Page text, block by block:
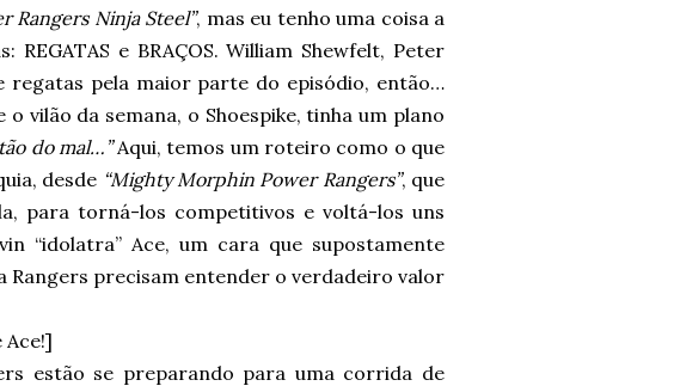
Rangers Ninja Steel”, mas eu tenho uma coisa a
REGATAS e BRAÇOS. William Shewfelt, Peter
regatas pela maior parte do episódio, então…
vilão da semana, o Shoespike, tinha um plano
do mal…”Aqui, temos um roteiro como o que
desde “Mighty Morphin Power Rangers”, que
para torná-los competitivos e voltá-los uns
“idolatra” Ace, um cara que supostamente
precisam entender o verdadeiro valor
estão se preparando para uma corrida de